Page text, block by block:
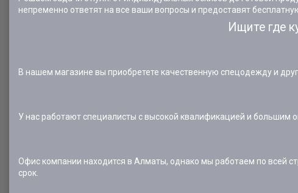
непременно ответят на все ваши вопросы и предоставят
Ищите где
В нашем магазине вы приобретете качественную спецодежду и
У нас работают специалисты с высокой квалификацией и
Офис компании находится в Алматы, однако мы работаем по всей
срок.